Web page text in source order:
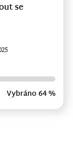
se
Vybráno 64 %